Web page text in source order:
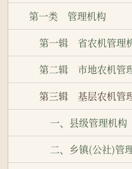
第一类 管理机构
第一辑 省农机管理
第二辑 市地农机管
第三辑 基层农机管
一、县级管理机构
二、乡镇(公社)管